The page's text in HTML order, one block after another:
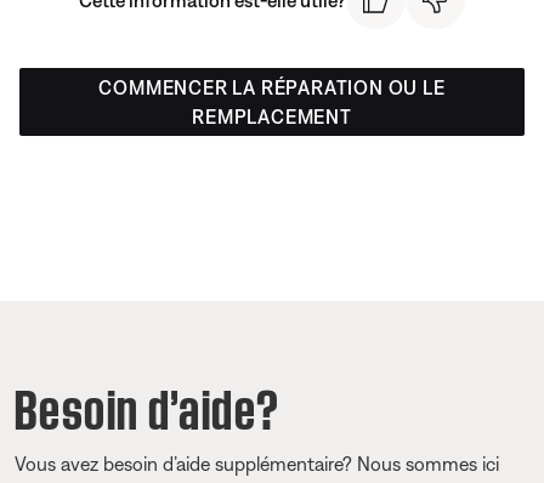
COMMENCER LA RÉPARATION OU LE
REMPLACEMENT
Besoin d’aide?
Vous avez besoin d’aide supplémentaire? Nous sommes ici